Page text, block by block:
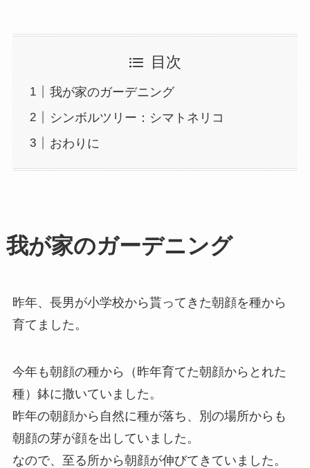
目次
我が家のガーデニング
シンボルツリー：シマトネリコ
おわりに
我が家のガーデニング
昨年、長男が小学校から貰ってきた朝顔を種から
育てました。
今年も朝顔の種から（昨年育てた朝顔からとれた
種）鉢に撒いていました。
昨年の朝顔から自然に種が落ち、別の場所からも
朝顔の芽が顔を出していました。
なので、至る所から朝顔が伸びてきていました。